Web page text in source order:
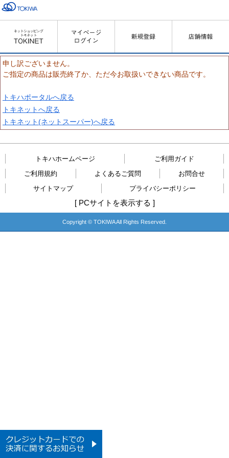
申し訳ございません。
ご指定の商品は販売終了か、ただ今お取扱いできない商品です。
トキハポータルへ戻る
トキネットへ戻る
トキネット(ネットスーパー)へ戻る
トキハホームページ
ご利用ガイド
ご利用規約
よくあるご質問
お問合せ
サイトマップ
プライバシーポリシー
[ PCサイトを表示する ]
Copyright © TOKIWA All Rights Reserved.